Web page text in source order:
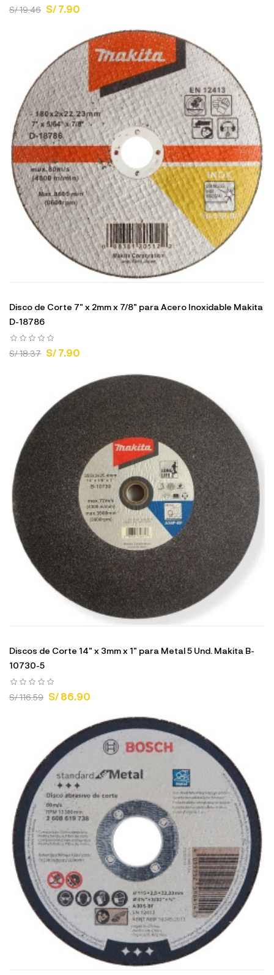
S/ 19.46 S/ 7.90
Disco de Corte 7" x 2mm x 7/8" para Acero Inoxidable Makita
D-18786
S/ 18.37 S/ 7.90
Discos de Corte 14" x 3mm x 1" para Metal 5 Und. Makita B-
10730-5
S/ 116.59 S/ 86.90